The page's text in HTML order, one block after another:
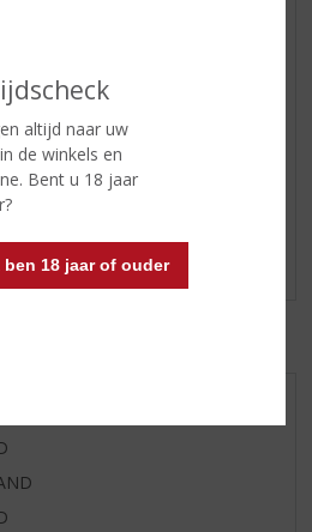
altijd naar uw
de winkels en
Bent u 18 jaar
ben 18 jaar of ouder
geplaatst voor dit product